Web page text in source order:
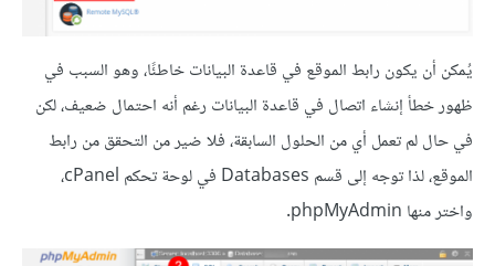
يُمكن أن يكون رابط الموقع في قاعدة البيانات خاطئًا، وهو السبب في
ظهور خطأ إنشاء اتصال في قاعدة البيانات رغم أنه احتمال ضعيف، لكن
في حال لم تعمل أي من الحلول السابقة، فلا ضير من التحقق من رابط
الموقع، لذا توجه إلى قسم Databases في لوحة تحكم cPanel،
واختر منها phpMyAdmin.